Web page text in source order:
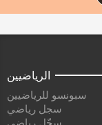
الرياضيين
سبونسو للرياضيين
سجل رياضي